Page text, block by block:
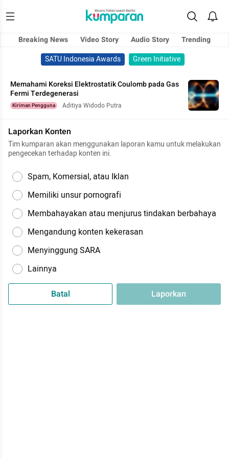
Breaking News Video Story Audio Story
Trending
SATU Indonesia Awards
Green Initiative
Memahami Koreksi Elektrostatik Coulomb pada Gas
Fermi Terdegenerasi
Kiriman Pengguna Aditiya Widodo Putra
Laporkan Konten
Tim kumparan akan menggunakan laporan kamu untuk melakukan
pengecekan terhadap konten ini.
Spam, Komersial, atau Iklan
Memiliki unsur pornografi
Membahayakan atau menjurus tindakan berbahaya
Mengandung konten kekerasan
Menyinggung SARA
Lainnya
Batal Laporkan